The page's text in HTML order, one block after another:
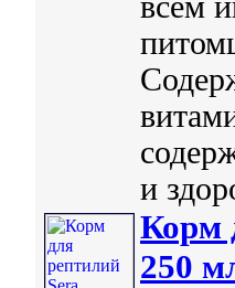
и
Корм
250